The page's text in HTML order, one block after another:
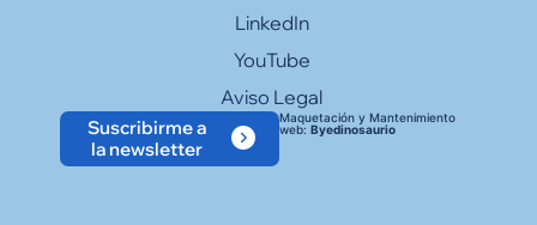
LinkedIn
YouTube
Aviso Legal
Suscribirme a
la newsletter
Maquetación y Mantenimiento
web:Byedinosaurio